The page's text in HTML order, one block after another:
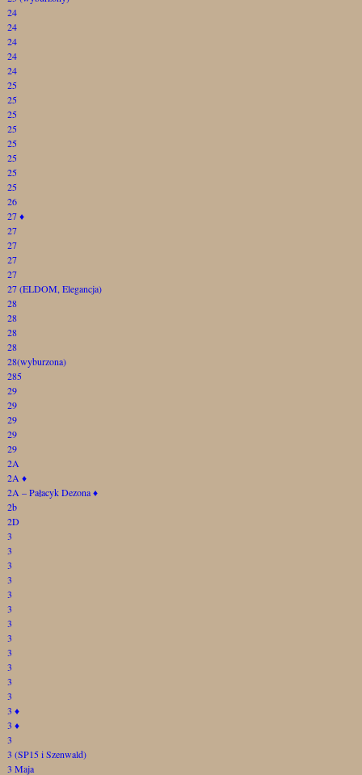
24
24
24
24
24
25
25
25
25
25
25
25
25
26
27♦
27
27
27
27
27 (ELDOM, Elegancja)
28
28
28
28
28(wyburzona)
285
29
29
29
29
29
2A
2A ♦
2A – Pałacyk Dezona♦
2b
2D
3
3
3
3
3
3
3
3
3
3
3
3
3 ♦
3 ♦
3
3 (SP15 i Szenwald)
3 Maja